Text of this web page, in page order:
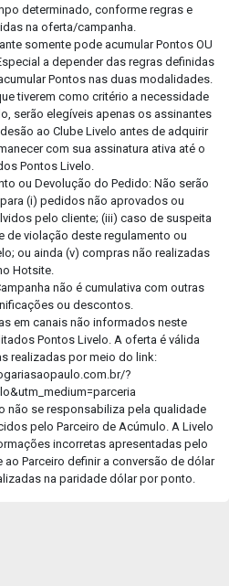
determinado, conforme regras e
na oferta/campanha.
somente pode acumular Pontos OU
a depender das regras definidas
Pontos nas duas modalidades.
tiverem como critério a necessidade
serão elegíveis apenas os assinantes
ao Clube Livelo antes de adquirir
com sua assinatura ativa até o
Pontos Livelo.
ou Devolução do Pedido: Não serão
(i) pedidos não aprovados ou
pelo cliente; (iii) caso de suspeita
de violação deste regulamento ou
ou ainda (v) compras não realizadas
Hotsite.
não é cumulativa com outras
ou descontos.
em canais não informados neste
Pontos Livelo. A oferta é válida
realizadas por meio do link:
?
não se responsabiliza pela qualidade
pelo Parceiro de Acúmulo. A Livelo
incorretas apresentadas pelo
ao Parceiro definir a conversão de dólar
na paridade dólar por ponto.